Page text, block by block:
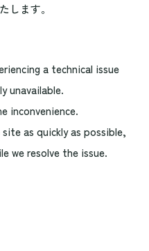
します。
a technical issue
unavailable.
inconvenience.
as quickly as possible,
we resolve the issue.